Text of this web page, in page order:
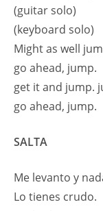
(guitar solo)
(keyboard solo)
Might as well
go ahead, jump.
get it and jump.
go ahead, jump.
SALTA
Me levanto y
Lo tienes crudo.